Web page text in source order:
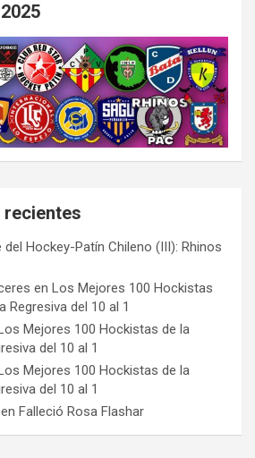
del Hockey-Patín Chileno (III): Rhinos
en Los Mejores 100 Hockistas
Regresiva del 10 al 1
Mejores 100 Hockistas de la
del 10 al 1
Mejores 100 Hockistas de la
del 10 al 1
en Falleció Rosa Flashar